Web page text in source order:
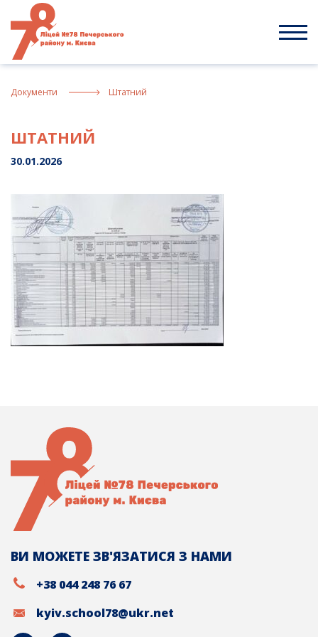
content
Документи Штатний
ШТАТНИЙ
30.01.2026
ВИ МОЖЕТЕ ЗВ'ЯЗАТИСЯ З НАМИ
+38 044 248 76 67
kyiv.school78@ukr.net